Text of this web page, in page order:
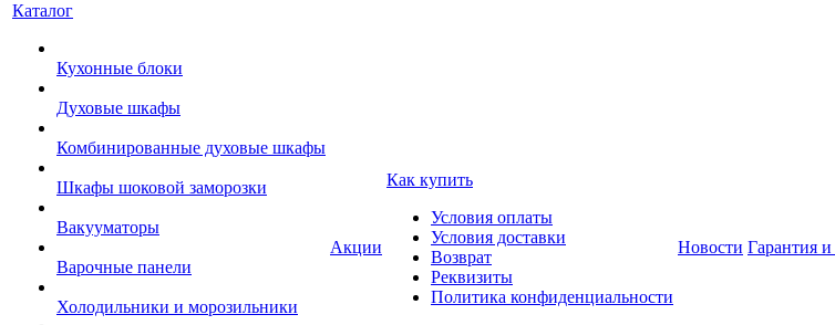
Каталог
Кухонные блоки
Духовые шкафы
Комбинированные духовые шкафы
Шкафы шоковой заморозки
Вакууматоры
Варочные панели
Холодильники и морозильники
Акции
Как купить
Условия оплаты
Условия доставки
Возврат
Реквизиты
Политика конфиденциальности
Новости Гарантия и